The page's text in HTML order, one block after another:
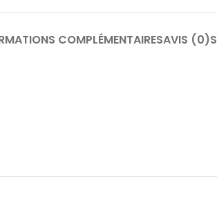
COMPLÉMENTAIRESAVIS (0)